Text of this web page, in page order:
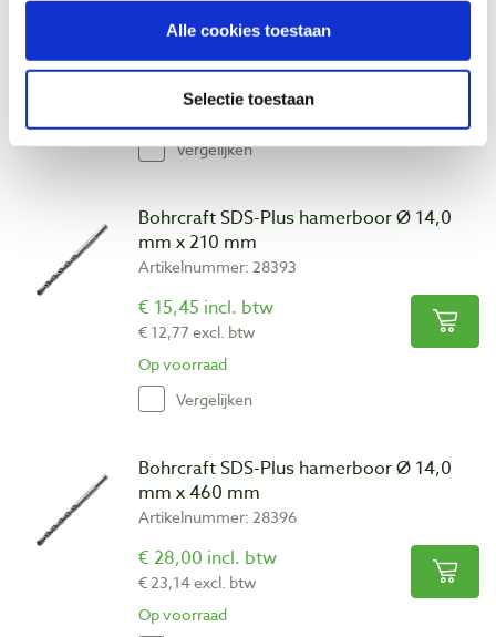
Alle cookies toestaan
Selectie toestaan
€ 13,95 incl. btw
Vergelijken
Bohrcraft SDS-Plus hamerboor Ø 14,0
mm x 210 mm
Artikelnummer: 28393
€ 15,45 incl. btw
€ 12,77 excl. btw
Op voorraad
Vergelijken
Bohrcraft SDS-Plus hamerboor Ø 14,0
mm x 460 mm
Artikelnummer: 28396
€ 28,00 incl. btw
€ 23,14 excl. btw
Op voorraad